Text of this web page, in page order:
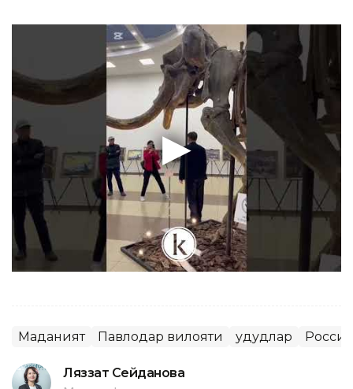
Маданият Павлодар вилояти Ҳудудлар Россия
Ляззат Сейданова